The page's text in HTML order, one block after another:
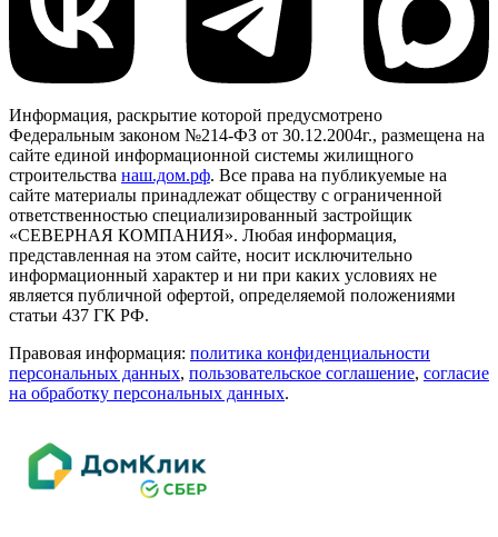
Информация, раскрытие которой предусмотрено
Федеральным законом №214-ФЗ от 30.12.2004г., размещена на
сайте единой информационной системы жилищного
строительства наш.дом.рф. Все права на публикуемые на
сайте материалы принадлежат обществу с ограниченной
ответственностью специализированный застройщик
«СЕВЕРНАЯ КОМПАНИЯ». Любая информация,
представленная на этом сайте, носит исключительно
информационный характер и ни при каких условиях не
является публичной офертой, определяемой положениями
статьи 437 ГК РФ.
Правовая информация: политика конфиденциальности
персональных данных, пользовательское cоглашение, cогласие
на обработку персональных данных.